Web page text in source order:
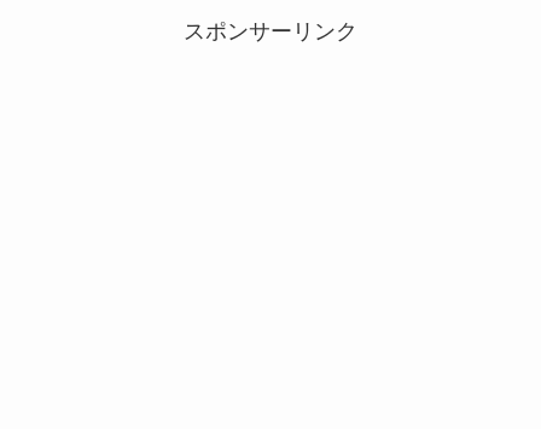
スポンサーリンク